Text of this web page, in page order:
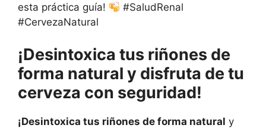
esta práctica guía!
#SaludRenal
#CervezaNatural
¡Desintoxica tus riñones de
forma natural y disfruta de tu
cerveza con seguridad!
¡Desintoxica tus riñones de forma natural y